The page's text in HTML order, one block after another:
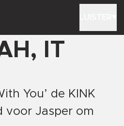
IT
You’ de KINK
voor Jasper om